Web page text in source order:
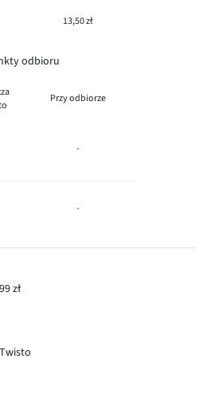
13,50 zł
odbioru
Przy odbiorze
-
-
zł